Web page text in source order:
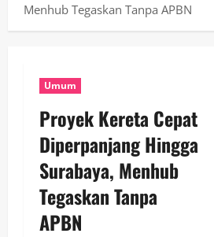
Menhub Tegaskan Tanpa APBN
Umum
Proyek Kereta Cepat
Diperpanjang Hingga
Surabaya, Menhub
Tegaskan Tanpa
APBN